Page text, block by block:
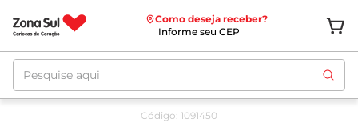
Como deseja receber?
Informe seu CEP
Pesquise aqui
Código: 1091450